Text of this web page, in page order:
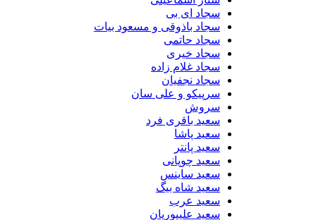
سجاد ای بی
سجاد باذوقی و مسعود بیات
سجاد حاتمی
سجاد خیری
سجاد غلام زاده
سجاد نجفیان
سرپیکو و علی سان
سروش
سعید باقری فرد
سعید پاشا
سعید پانتر
سعید چوپانی
سعید ساینس
سعید شاه بیگ
سعید عرب
سعید علیپوریان